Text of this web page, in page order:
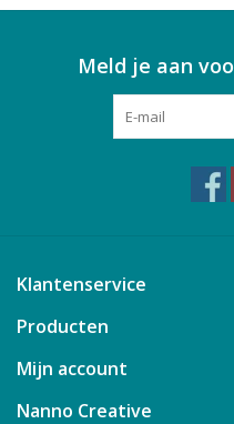
Meld je aan
Klantenservice
Producten
Mijn account
Nanno Creative